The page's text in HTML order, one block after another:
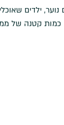
ילדים
כמות קטנה של